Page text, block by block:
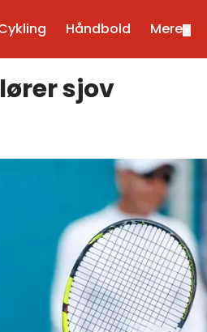
Håndbold Mere
sjov